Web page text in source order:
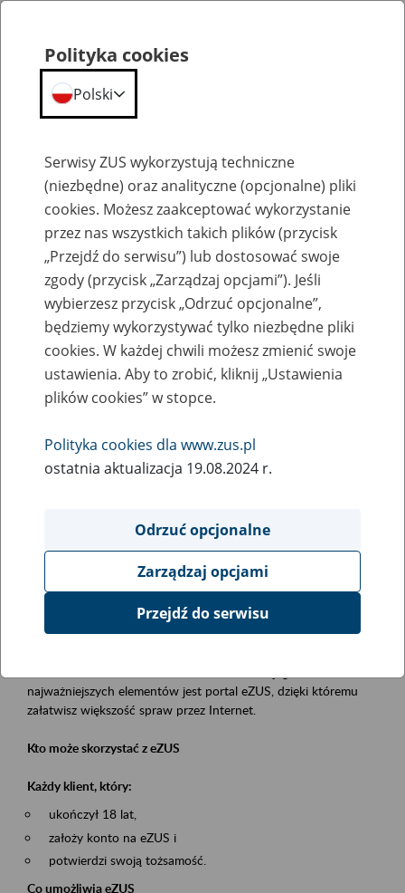
Szkolenia
Zaproś ZUS do siebie - zakładanie profili
eZUS w siedzibie Twojej firmy
Rodzaj wydarzenia
Szkolenia
Obszar merytoryczny
obsługa klientów
Opis wydarzenia
Platforma Usług Elektronicznych eZUS
najważniejszych elementów jest portal eZUS, dzięki któremu
załatwisz większość spraw przez Internet.
Kto może skorzystać z eZUS
Każdy klient, który:
ukończył 18 lat,
założy konto na eZUS i
potwierdzi swoją tożsamość.
Co umożliwia eZUS
Polityka cookies
Polski
Serwisy ZUS wykorzystują techniczne
(niezbędne) oraz analityczne (opcjonalne) pliki
cookies. Możesz zaakceptować wykorzystanie
przez nas wszystkich takich plików (przycisk
„Przejdź do serwisu”) lub dostosować swoje
zgody (przycisk „Zarządzaj opcjami”). Jeśli
wybierzesz przycisk „Odrzuć opcjonalne”,
będziemy wykorzystywać tylko niezbędne pliki
cookies. W każdej chwili możesz zmienić swoje
ustawienia. Aby to zrobić, kliknij „Ustawienia
plików cookies” w stopce.
Polityka cookies dla www.zus.pl
ostatnia aktualizacja 19.08.2024 r.
Odrzuć opcjonalne
Zarządzaj opcjami
Przejdź do serwisu